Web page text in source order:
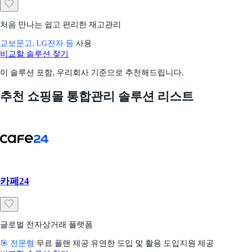
처음 만나는 쉽고 편리한 재고관리
교보문고, LG전자 등 사용
비교할 솔루션 찾기
이 솔루션 포함, 우리회사 기준으로 추천해드립니다.
추천 쇼핑몰 통합관리 솔루션 리스트
카페24
글로벌 전자상거래 플랫폼
🎯 전문형 무료 플랜 제공 유연한 도입 및 활용 도입지원 제공